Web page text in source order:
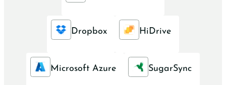
Dropbox HiDrive
Microsoft Azure SugarSync